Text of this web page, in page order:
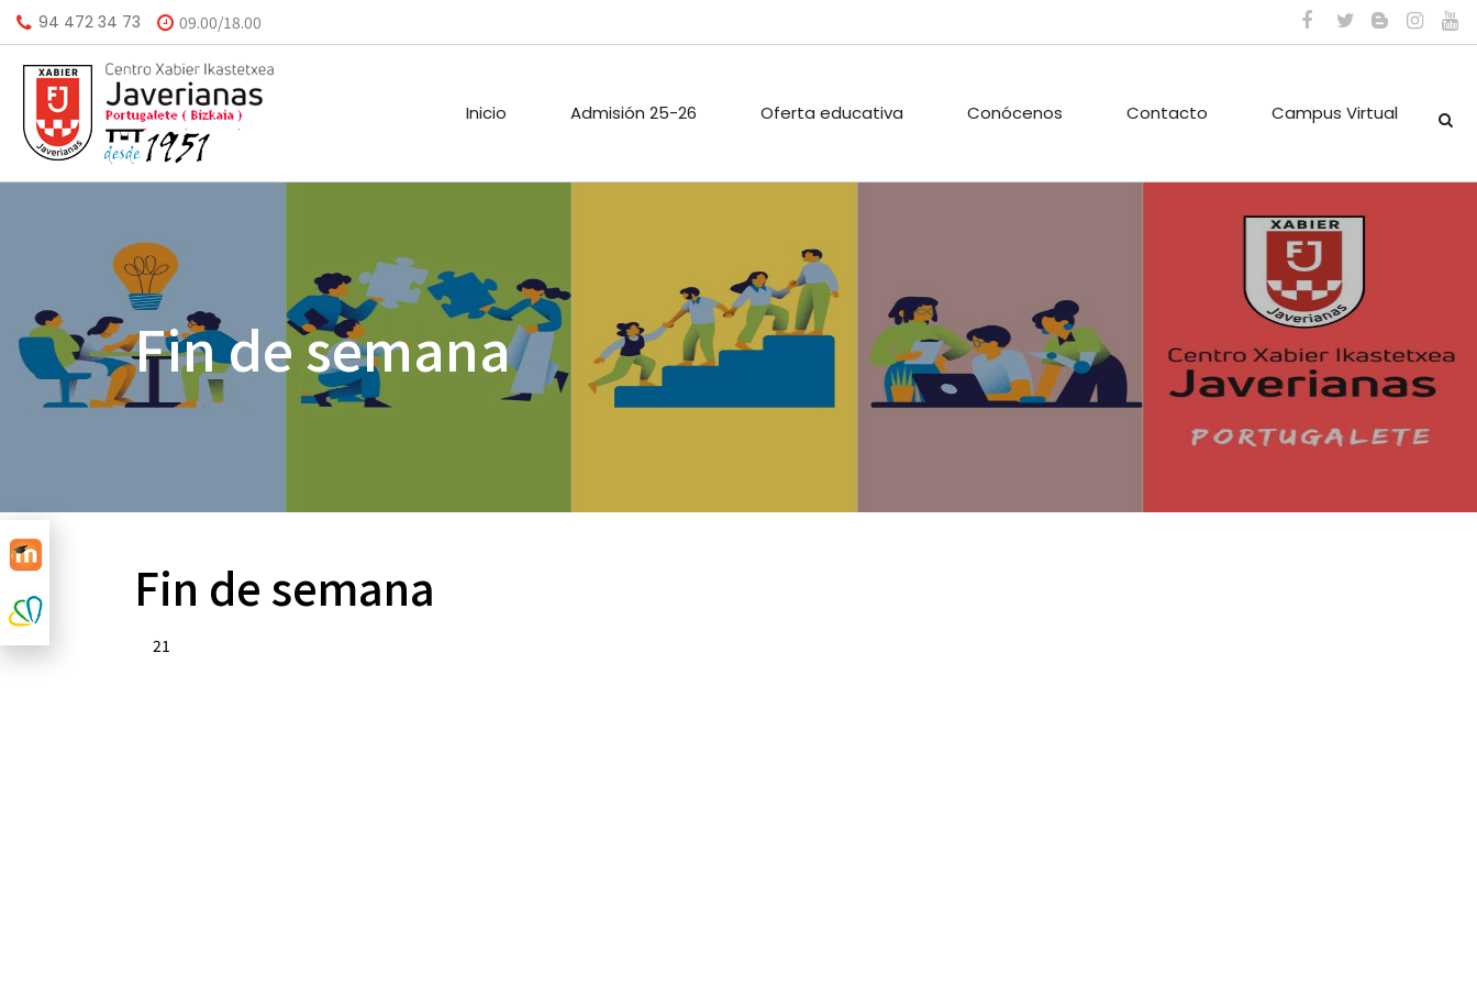
94 472 34 73 09.00/18.00
Inicio Admisión 25-26 Oferta educativa Conócenos
VISIÓN
CALENDARIO ESCOLAR
BIBLIOTECA
HORARIO PÚBLICO
INSTALACIONES
PROYECTOS DE
INNOVACIÓN
PROYECTO DIGITAL DE
CENTRO
CALIDAD
ACTIVIDADES
EXTRAESCOLARES
Contacto Campus Virtual
Fin de semana
Fin de semana
21